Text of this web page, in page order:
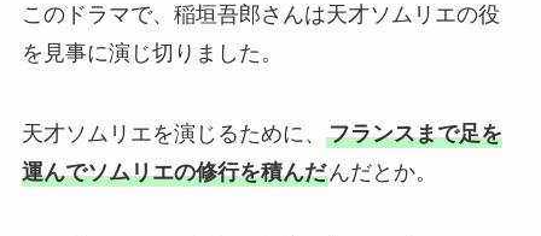
このドラマで、稲垣吾郎さんは天才ソムリエの役
を見事に演じ切りました。
天才ソムリエを演じるために、 フランスまで足を
運んでソムリエの修行を積んだんだとか。